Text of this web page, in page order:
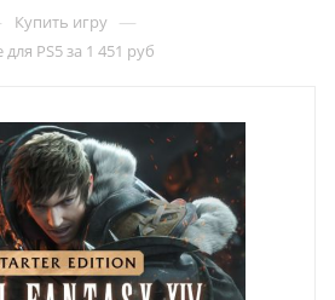
Купить игру —
PS5 за 1 451 руб